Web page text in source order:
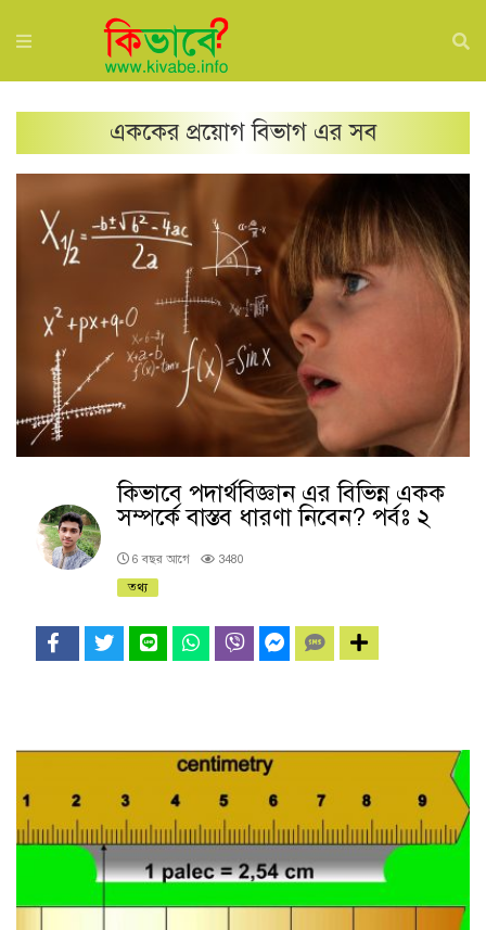
এককের প্রয়োগবিভাগ এর সব
কিভাবে পদার্থবিজ্ঞান এর বিভিন্ন একক
সম্পর্কে বাস্তব ধারণা নিবেন? পর্বঃ ২
6 বছর আগে
3480
তথ্য